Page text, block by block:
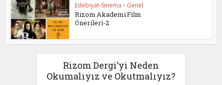
Edebiyat-Sinema • Genel
Rizom Akademi Film
Önerileri-2
Rizom Dergi’yi Neden
Okumalıyız ve Okutmalıyız?